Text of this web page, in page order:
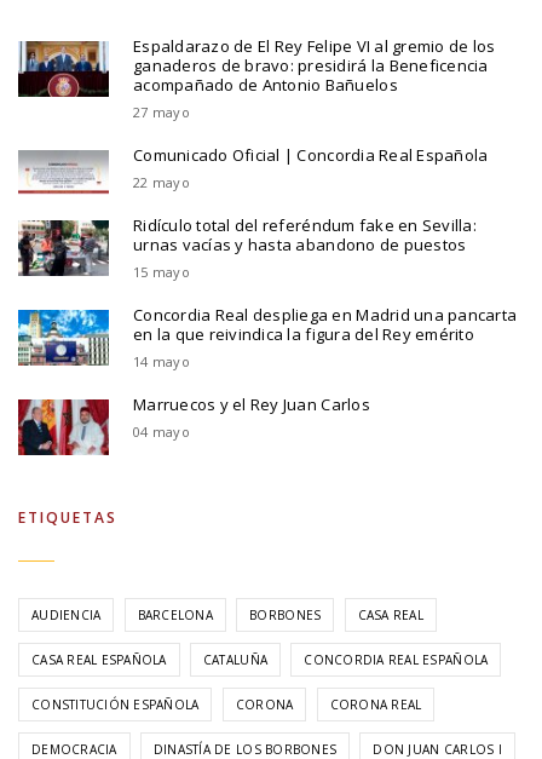
Espaldarazo de El Rey Felipe VI al gremio de los
ganaderos de bravo: presidirá la Beneficencia
acompañado de Antonio Bañuelos
27 mayo
Comunicado Oficial | Concordia Real Española
22 mayo
Ridículo total del referéndum fake en Sevilla:
urnas vacías y hasta abandono de puestos
15 mayo
Concordia Real despliega en Madrid una pancarta
en la que reivindica la figura del Rey emérito
14 mayo
Marruecos y el Rey Juan Carlos
04 mayo
ETIQUETAS
AUDIENCIA BARCELONA BORBONES CASA REAL
CASA REAL ESPAÑOLA CATALUÑA CONCORDIA REAL ESPAÑOLA
CONSTITUCIÓN ESPAÑOLA CORONA CORONA REAL
DEMOCRACIA DINASTÍA DE LOS BORBONES DON JUAN CARLOS I